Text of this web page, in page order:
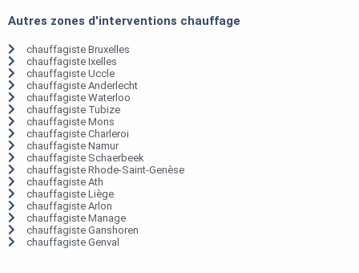
Autres zones d'interventions chauffage
chauffagiste Bruxelles
chauffagiste Ixelles
chauffagiste Uccle
chauffagiste Anderlecht
chauffagiste Waterloo
chauffagiste Tubize
chauffagiste Mons
chauffagiste Charleroi
chauffagiste Namur
chauffagiste Schaerbeek
chauffagiste Rhode-Saint-Genèse
chauffagiste Ath
chauffagiste Liège
chauffagiste Arlon
chauffagiste Manage
chauffagiste Ganshoren
chauffagiste Genval